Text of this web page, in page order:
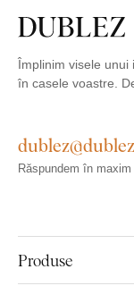
Împlinim visele unui
în casele voastre.
Produse
Răspundem în